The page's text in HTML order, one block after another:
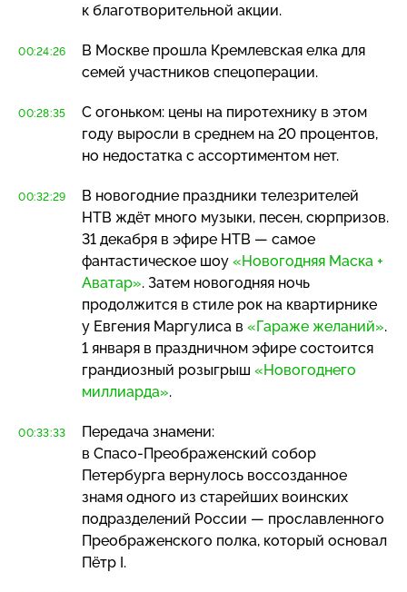
к благотворительной акции.
00:24:26
В Москве прошла Кремлевская елка для
семей участников спецоперации.
00:28:35
С огоньком: цены на пиротехнику в этом
году выросли в среднем на 20 процентов,
но недостатка с ассортиментом нет.
00:32:29
В новогодние праздники телезрителей
НТВ ждёт много музыки, песен, сюрпризов.
31 декабря в эфире НТВ — самое
фантастическое шоу «Новогодняя Маска +
Аватар». Затем новогодняя ночь
продолжится в стиле рок на квартирнике
у Евгения Маргулиса в «Гараже желаний».
1 января в праздничном эфире состоится
грандиозный розыгрыш «Новогоднего
миллиарда».
00:33:33
Передача знамени:
в Спасо-Преображенский собор
Петербурга вернулось воссозданное
знамя одного из старейших воинских
подразделений России — прославленного
Преображенского полка, который основал
Пётр I.